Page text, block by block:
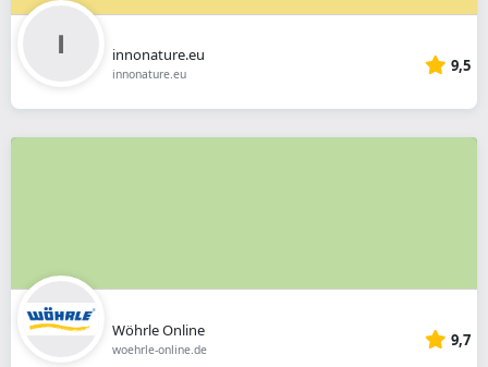
innonature.eu
innonature.eu 9,5
Wöhrle Online
woehrle-online.de 9,7